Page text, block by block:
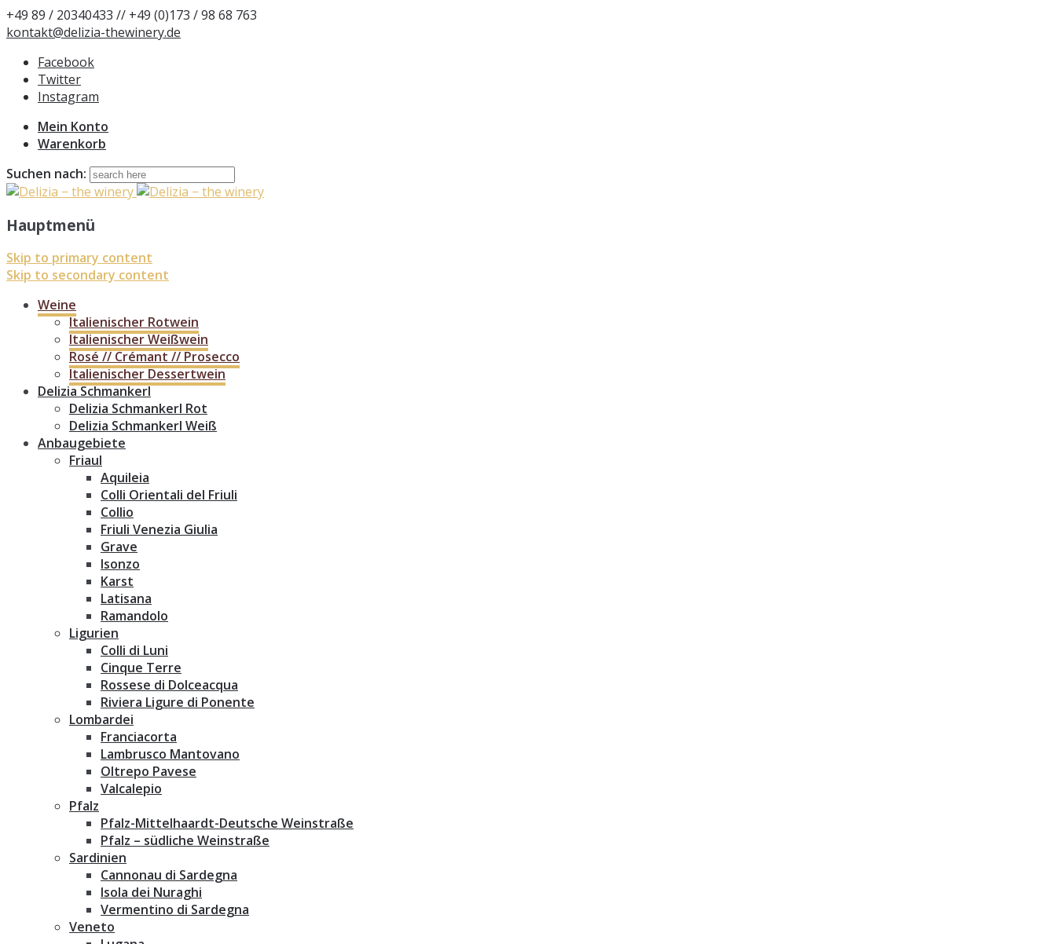
+49 89 / 20340433 // +49 (0)173 / 98 68 763
kontakt@delizia-thewinery.de
Facebook
Twitter
Instagram
Mein Konto
Warenkorb
Suchen nach:
Hauptmenü
Skip to primary content
Skip to secondary content
Weine
Italienischer Rotwein
Italienischer Weißwein
Rosé // Crémant // Prosecco
Italienischer Dessertwein
Delizia Schmankerl
Delizia Schmankerl Rot
Delizia Schmankerl Weiß
Anbaugebiete
Friaul
Aquileia
Colli Orientali del Friuli
Collio
Friuli Venezia Giulia
Grave
Isonzo
Karst
Latisana
Ramandolo
Ligurien
Colli di Luni
Cinque Terre
Rossese di Dolceacqua
Riviera Ligure di Ponente
Lombardei
Franciacorta
Lambrusco Mantovano
Oltrepo Pavese
Valcalepio
Pfalz
Pfalz-Mittelhaardt-Deutsche Weinstraße
Pfalz – südliche Weinstraße
Sardinien
Cannonau di Sardegna
Isola dei Nuraghi
Vermentino di Sardegna
Veneto